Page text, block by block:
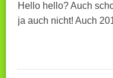
Hello hello? Auch
ja auch nicht! Auch